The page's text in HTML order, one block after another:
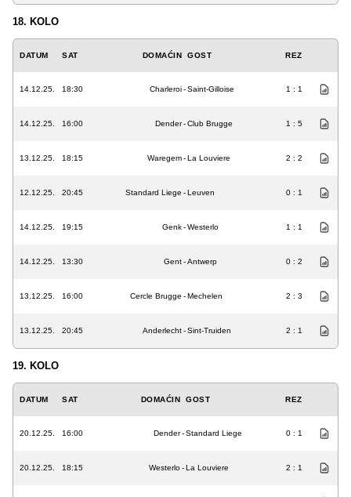
18. KOLO
DATUM SAT DOMAĆIN GOST REZ
14.12.25. 18:30 Charleroi-Saint-Gilloise 1 : 1
14.12.25. 16:00 Dender-Club Brugge 1 : 5
13.12.25. 18:15 Waregem-La Louviere 2 : 2
12.12.25. 20:45 Standard Liege -Leuven 0 : 1
14.12.25. 19:15 Genk-Westerlo 1 : 1
14.12.25. 13:30 Gent-Antwerp 0 : 2
13.12.25. 16:00 Cercle Brugge -Mechelen 2 : 3
13.12.25. 20:45 Anderlecht-Sint-Truiden 2 : 1
19. KOLO
DATUM SAT DOMAĆIN GOST REZ
20.12.25. 16:00 Dender-Standard Liege 0 : 1
20.12.25. 18:15 Westerlo-La Louviere 2 : 1